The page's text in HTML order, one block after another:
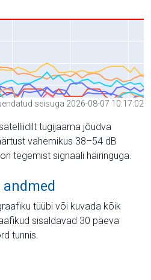
seisuga 2026-08-07 10:17:02
tugijaama jõudva
vahemikus 38–54 dB
tegemist signaali häiringuga.
andmed
tüübi või kuvada kõik
sisaldavad 30 päeva
tunnis.